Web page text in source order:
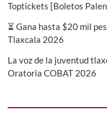
Toptickets [Boletos
⏳ Gana hasta $20 mil
Tlaxcala 2026
La voz de la juventud
Oratoria COBAT 2026